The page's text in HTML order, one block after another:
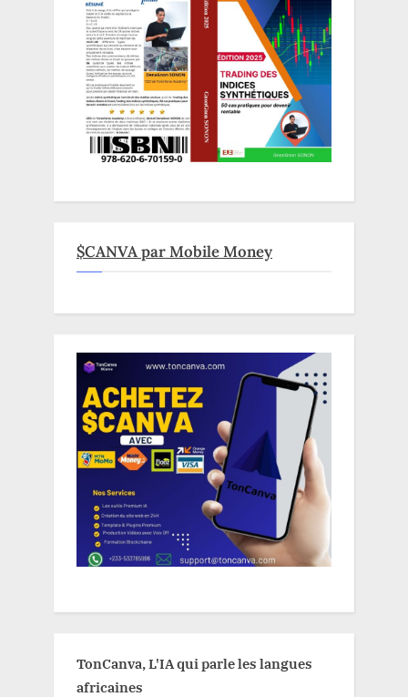
$CANVA par Mobile Money
TonCanva, L'IA qui parle les langues
africaines